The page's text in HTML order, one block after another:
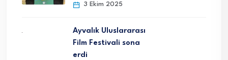
3 Ekim 2025
Ayvalık Uluslararası
Film Festivali sona
erdi